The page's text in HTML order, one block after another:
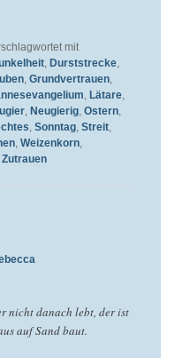
mit
, Durststrecke,
, Grundvertrauen,
, Lätare,
, Neugierig, Ostern,
, Sonntag, Streit,
, Weizenkorn,
Zutrauen
nicht danach lebt, der ist
auf Sand baut.